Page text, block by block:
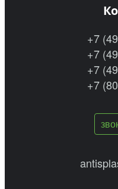
+7
+7
+7
+7